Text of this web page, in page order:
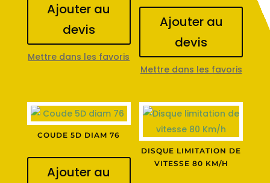
Ajouter au
devis
Mettre dans les favoris
Ajouter au
devis
Mettre dans les favoris
COUDE 5D DIAM 76
Ajouter au
DISQUE LIMITATION DE
VITESSE 80 KM/H